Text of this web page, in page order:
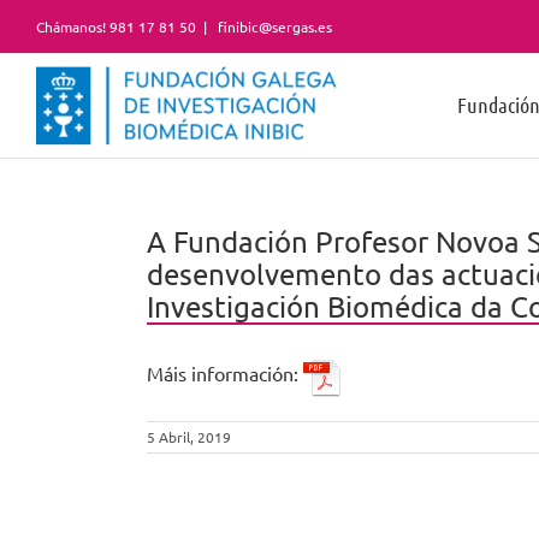
content
Chámanos! 981 17 81 50 | finibic@sergas.es
Fundación
A Fundación Profesor Novoa
desenvolvemento das
Investigación Biomédica da
Máis información:
5 Abril, 2019